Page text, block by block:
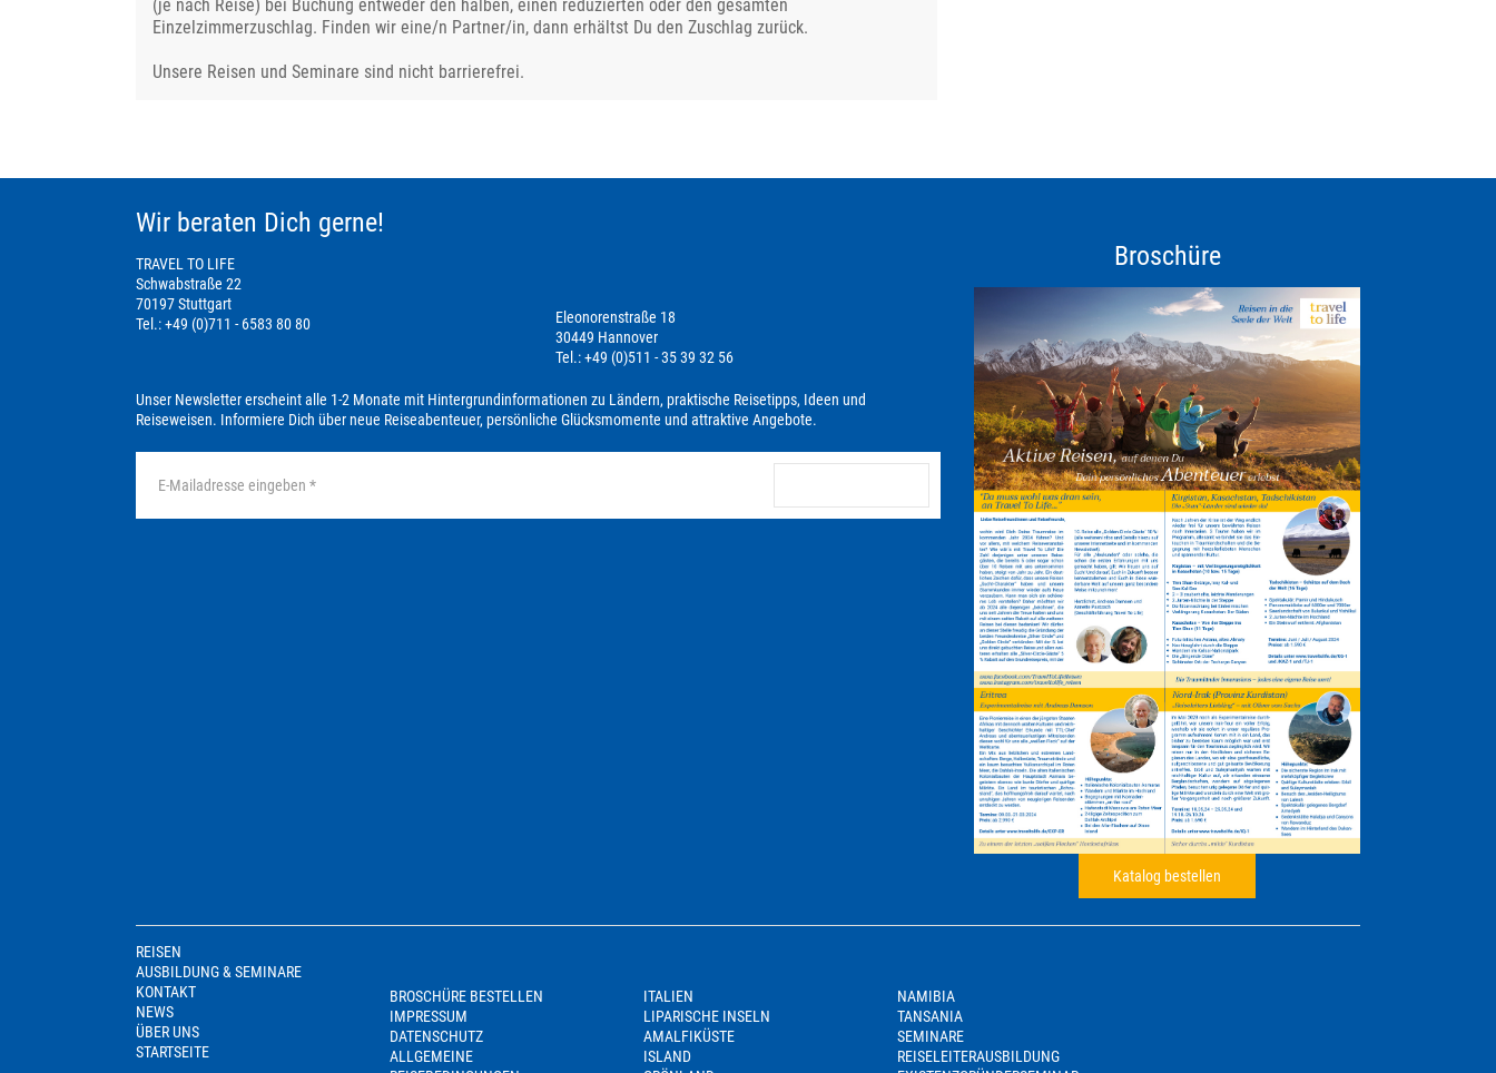
(je nach Reise) bei Buchung entweder den halben, einen reduzierten oder den gesamten
Einzelzimmerzuschlag. Finden wir eine/n Partner/in, dann erhältst Du den Zuschlag zurück.
Unsere Reisen und Seminare sind nicht barrierefrei.
Wir beraten Dich gerne!
TRAVEL TO LIFE
Schwabstraße 22
70197 Stuttgart
Tel.: +49 (0)711 - 6583 80 80
Eleonorenstraße 18
30449 Hannover
Tel.: +49 (0)511 - 35 39 32 56
Unser Newsletter erscheint alle 1-2 Monate mit Hintergrundinformationen zu Ländern, praktische Reisetipps, Ideen und
Reiseweisen. Informiere Dich über neue Reiseabenteuer, persönliche Glücksmomente und attraktive Angebote.
Broschüre
Katalog bestellen
REISEN
AUSBILDUNG & SEMINARE
KONTAKT
NEWS
ÜBER UNS
STARTSEITE
BROSCHÜRE BESTELLEN
IMPRESSUM
DATENSCHUTZ
ALLGEMEINE
ITALIEN
LIPARISCHE INSELN
AMALFIKÜSTE
ISLAND
NAMIBIA
TANSANIA
SEMINARE
REISELEITERAUSBILDUNG